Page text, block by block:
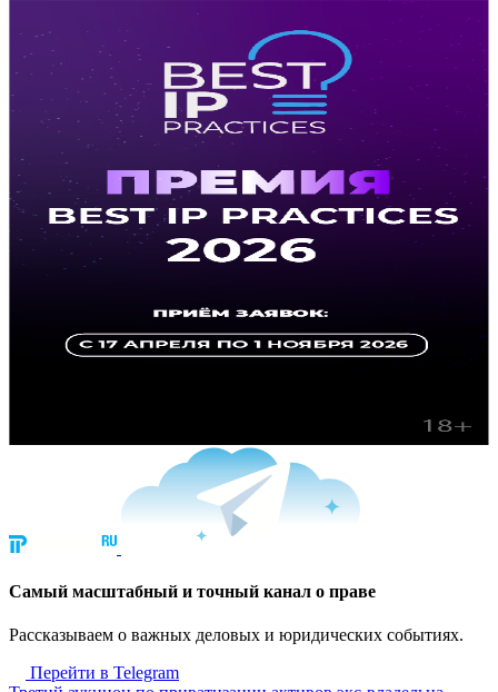
Cамый масштабный и точный канал о праве
Рассказываем о важных деловых и юридических событиях.
Перейти в Telegram